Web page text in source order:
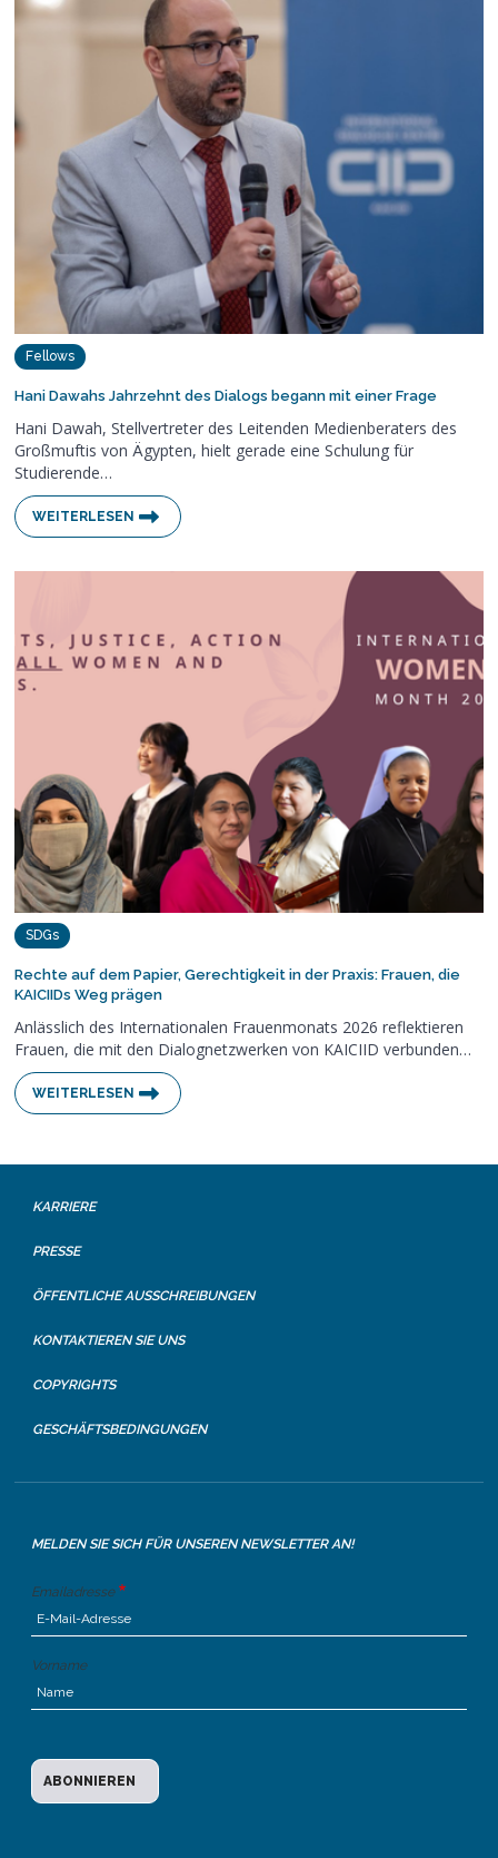
Fellows
Hani Dawahs Jahrzehnt des Dialogs begann mit einer Frage
Hani Dawah, Stellvertreter des Leitenden Medienberaters des
Großmuftis von Ägypten, hielt gerade eine Schulung für
Studierende…
WEITERLESEN
SDGs
Rechte auf dem Papier, Gerechtigkeit in der Praxis: Frauen, die
KAICIIDs Weg prägen
Anlässlich des Internationalen Frauenmonats 2026 reflektieren
Frauen, die mit den Dialognetzwerken von KAICIID verbunden…
WEITERLESEN
KARRIERE
PRESSE
ÖFFENTLICHE AUSSCHREIBUNGEN
KONTAKTIEREN SIE UNS
COPYRIGHTS
GESCHÄFTSBEDINGUNGEN
MELDEN SIE SICH FÜR UNSEREN NEWSLETTER AN!
Emailadresse
Vorname